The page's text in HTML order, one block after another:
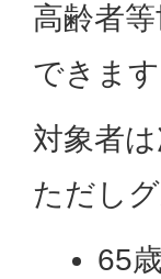
高齢者
できます
対象者
ただし
65